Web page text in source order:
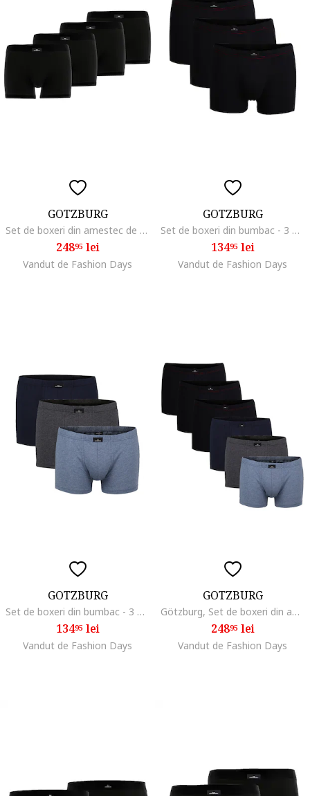
GOTZBURG
Set de boxeri din amestec de bumbac - 4 perechi, Negru
24895lei
Vandut de Fashion Days
GOTZBURG
Set de boxeri din bumbac - 3 perechi, Negru
13495lei
Vandut de Fashion Days
GOTZBURG
Set de boxeri din bumbac - 3 perechi, Gri/Albastru
13495lei
Vandut de Fashion Days
GOTZBURG
Götzburg, Set de boxeri din amestec de bumbac -6 perechi, Negru/Gri/Albastru
24895lei
Vandut de Fashion Days